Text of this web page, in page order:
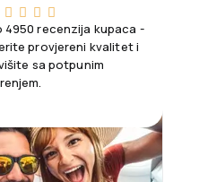
4950 recenzija kupaca -
provjereni kvalitet i
sa potpunim